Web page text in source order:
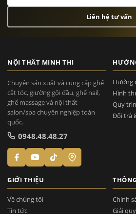
Liên hệ tư vấn
NỘI THẤT MINH THI
Chuyên sản xuất và cung cấp ghế
cắt tóc, giường gội đầu, ghế nail,
ghế massage và nội thất
salon/spa chuyên nghiệp toàn
quốc.
0948.48.48.27
GIỚI THIỆU
Về chúng tôi
Tin tức
Hướng
Hình
Quy
Đổi trả
Chính
Giải